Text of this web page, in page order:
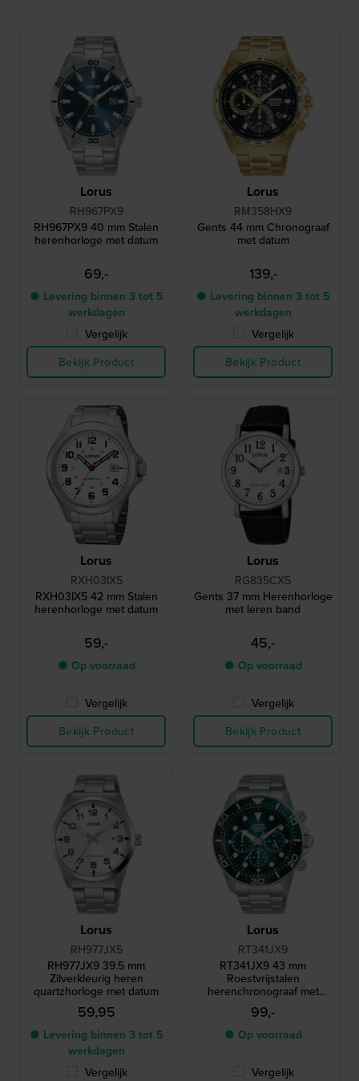
Lorus
RH967PX9
RH967PX9 40 mm Stalen
herenhorloge met datum
69,-
● Levering binnen 3 tot 5
werkdagen
Vergelijk
Bekijk Product
Lorus
RM358HX9
Gents 44 mm Chronograaf
met datum
139,-
● Levering binnen 3 tot 5
werkdagen
Vergelijk
Bekijk Product
Lorus
RXH03IX5
RXH03IX5 42 mm Stalen
herenhorloge met datum
59,-
● Op voorraad
Vergelijk
Bekijk Product
Lorus
RG835CX5
Gents 37 mm Herenhorloge
met leren band
45,-
● Op voorraad
Vergelijk
Bekijk Product
Lorus
RH977JX5
RH977JX9 39.5 mm
Zilverkleurig heren
quartzhorloge met datum
59,95
● Levering binnen 3 tot 5
werkdagen
Vergelijk
Lorus
RT341JX9
RT341JX9 43 mm
Roestvrijstalen
herenchronograaf met
datum
99,-
● Op voorraad
Vergelijk